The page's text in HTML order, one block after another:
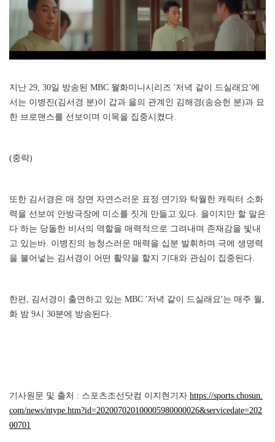
지난 29, 30일 방송된 MBC 월화미니시리즈 '저녁 같이 드실래요'에
서는 이병진(김서경 분)이 갑과 을의 관계인 김해경(송승헌 분)과 묘
한 브로맨스를 선보이며 이목을 집중시켰다.
(중략)
또한 김서경은 매 장면 자연스러운 표정 연기와 탁월한 캐릭터 소화
력을 선보여 안방극장에 미소를 짓게 만들고 있다. 을이지만 할 말은
다 하는 당돌한 비서의 역할을 매력적으로 그려내며 존재감을 빛내
고 있는바. 이병진의 능청스러운 매력을 십분 발휘하며 극에 생명력
을 불어넣는 김서경이 어떤 활약을 할지 기대와 관심이 집중된다.
한편, 김서경이 출연하고 있는 MBC '저녁 같이 드실래요'는 매주 월,
화 밤 9시 30분에 방송된다.
기사원문 및 출처 : 스포츠조선닷컴 이지현기자 https://sports.chosun.
com/news/ntype.htm?id=202007020100005980000026&servicedate=202
00701